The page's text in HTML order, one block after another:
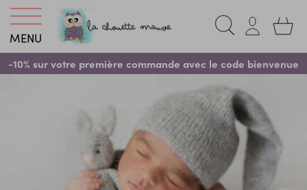
MENU
-10% sur votre première commande avec le code bienvenue